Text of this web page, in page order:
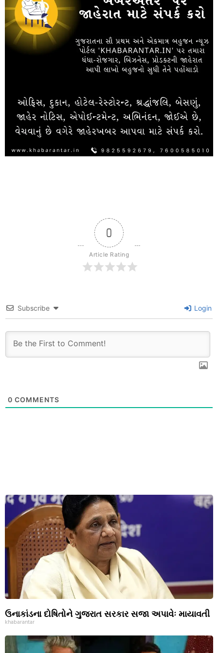
0
Article Rating
Subscribe Login
0 COMMENTS
ઉનાકાંડના દોષિતોને ગુજરાત સરકાર સજા અપાવેઃ માયાવતી
khabarantar